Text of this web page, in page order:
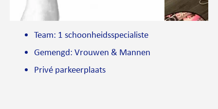
Team: 1 schoonheidsspecialiste
Gemengd: Vrouwen & Mannen
Privé parkeerplaats